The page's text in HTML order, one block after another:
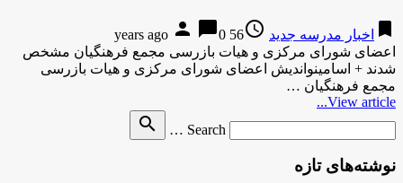
bookmark اخبار مدرسه جدید access_time
56 years ago
person chat_bubble0
اعضای شورای‌ مرکزی و هیات بازرسی مجمع فرهنگیان مشخص
شدند + اسامینواندیش اعضای شورای‌ مرکزی و هیات بازرسی
مجمع فرهنگیان …
View article...
Search …
search
نوشته‌های تازه